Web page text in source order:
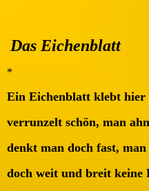
Das Eichenblatt
*
Ein Eichenblatt klebt hier
verrunzelt schön, man
denkt man doch fast, man
doch weit und breit keine